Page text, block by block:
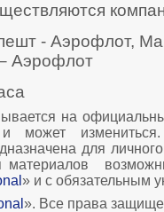
- Аэрофлот,
Аэрофлот
на
может
для
материалов
» и с обязательным
». Все права